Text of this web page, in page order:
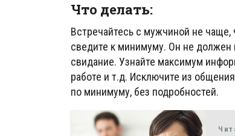
Что делать:
Встречайтесь с мужчиной не
сведите к минимуму. Он не должен
свидание. Узнайте максимум
работе и т.д. Исключите из
по минимуму, без подробностей.